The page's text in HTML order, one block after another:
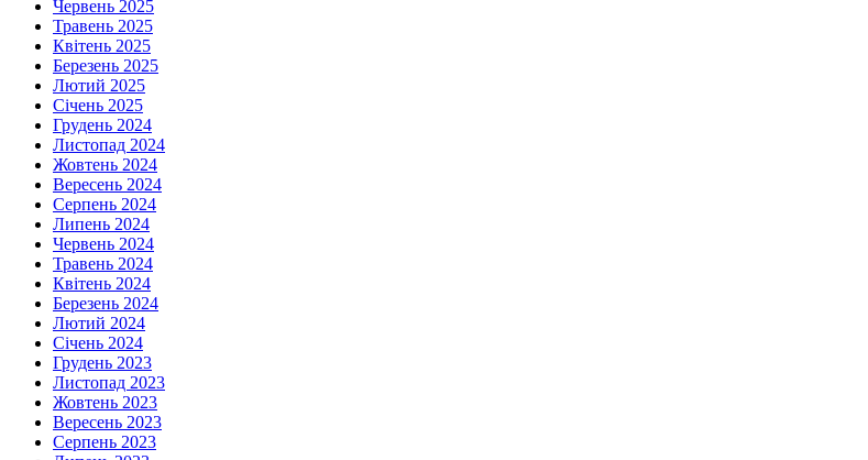
Червень 2025
Травень 2025
Квітень 2025
Березень 2025
Лютий 2025
Січень 2025
Грудень 2024
Листопад 2024
Жовтень 2024
Вересень 2024
Серпень 2024
Липень 2024
Червень 2024
Травень 2024
Квітень 2024
Березень 2024
Лютий 2024
Січень 2024
Грудень 2023
Листопад 2023
Жовтень 2023
Вересень 2023
Серпень 2023